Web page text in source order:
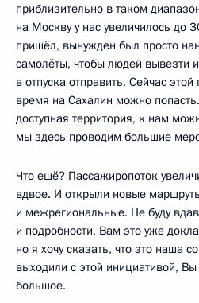
приблизительно в таком
на Москву у нас увеличилось до
пришёл, вынужден был просто
самолёты, чтобы людей вывезти
в отпуска отправить. Сейчас
время на Сахалин можно
доступная территория, к нам
мы здесь проводим большие
Что ещё? Пассажиропоток
вдвое. И открыли новые
и межрегиональные. Не буду
и подробности, Вам это уже
но я хочу сказать, что это наша
выходили с этой инициативой,
большое.